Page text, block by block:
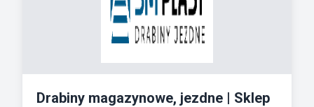
Drabiny magazynowe, jezdne | Sklep